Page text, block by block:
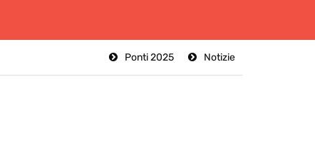
Notizie
Ponti 2025